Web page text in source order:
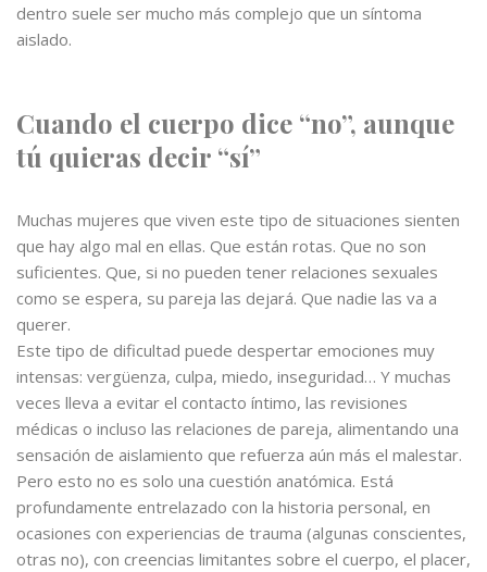
dentro suele ser mucho más complejo que un síntoma
aislado.
Cuando el cuerpo dice “no”, aunque
tú quieras decir “sí”
Muchas mujeres que viven este tipo de situaciones sienten
que hay algo mal en ellas. Que están rotas. Que no son
suficientes. Que, si no pueden tener relaciones sexuales
como se espera, su pareja las dejará. Que nadie las va a
querer.
Este tipo de dificultad puede despertar emociones muy
intensas: vergüenza, culpa, miedo, inseguridad… Y muchas
veces lleva a evitar el contacto íntimo, las revisiones
médicas o incluso las relaciones de pareja, alimentando una
sensación de aislamiento que refuerza aún más el malestar.
Pero esto no es solo una cuestión anatómica. Está
profundamente entrelazado con la historia personal, en
ocasiones con experiencias de trauma (algunas conscientes,
otras no), con creencias limitantes sobre el cuerpo, el placer,